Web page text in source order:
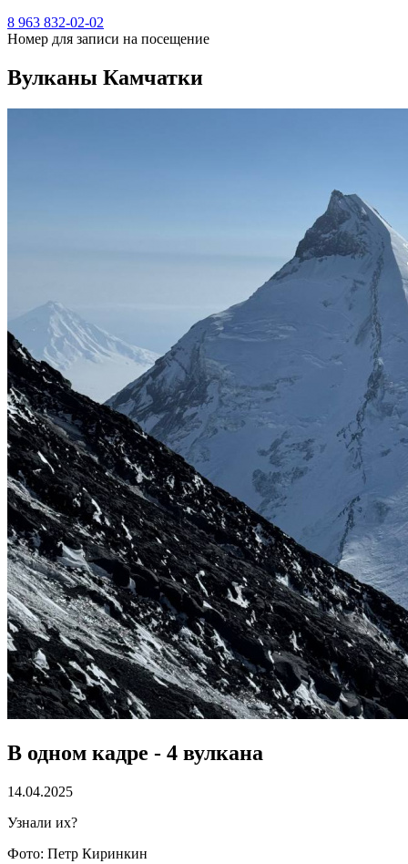
8 963 832-02-02
Номер для записи на посещение
Вулканы Камчатки
В одном кадре - 4 вулкана
14.04.2025
Узнали их?
Фото: Петр Киринкин